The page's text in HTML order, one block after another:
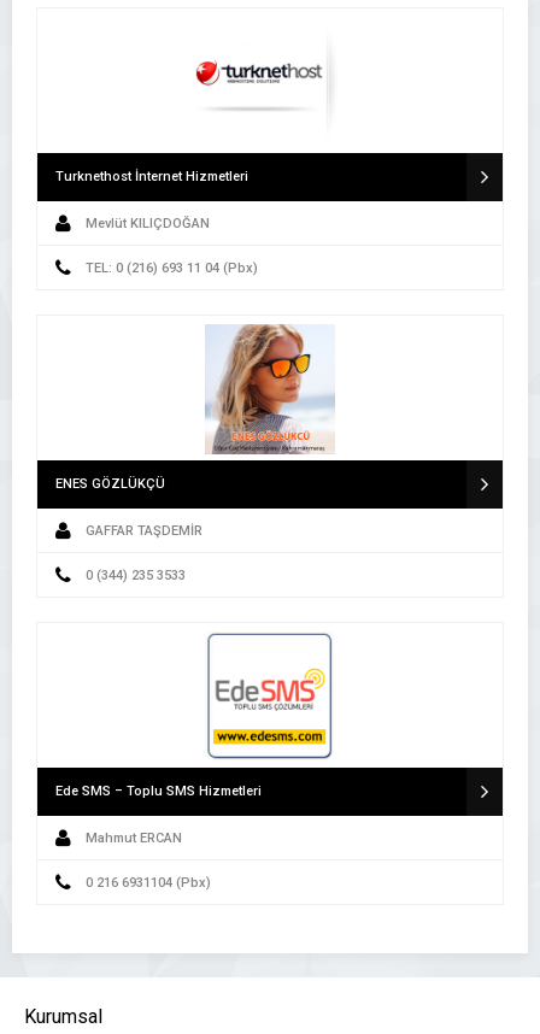
Turknethost İnternet Hizmetleri
Mevlüt KILIÇDOĞAN
TEL: 0 (216) 693 11 04 (Pbx)
ENES GÖZLÜKÇÜ
GAFFAR TAŞDEMİR
0 (344) 235 3533
Ede SMS – Toplu SMS Hizmetleri
Mahmut ERCAN
0 216 6931104 (Pbx)
Kurumsal